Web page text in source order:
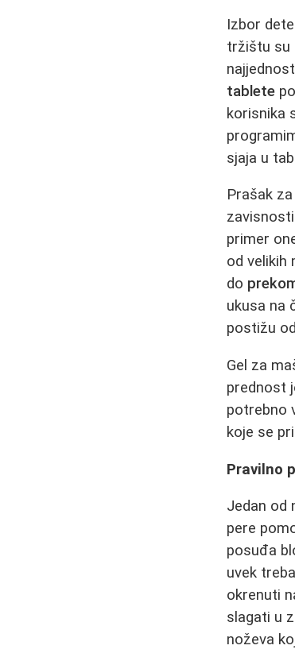
Izbor
tržištu su
tablete
korisnika
sjaja u
Prašak
primer
od velikih
do
ukusa na
postižu
Gel za
prednost
potrebno
koje se
Pravilno
Jedan od
pere
posuđa
uvek treba
okrenuti
slagati u
noževa